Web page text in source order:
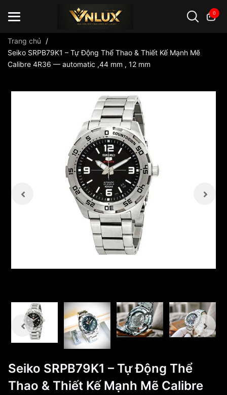
0
Đồng hồ casio đồng hồ G-Shock đồng hồ Orient
Trang chủ
/
Seiko SRPB79K1 – Tự Động Thể Thao & Thiết Kế Mạnh Mẽ
Calibre 4R36 — automatic ,44 mm , 12 mm
Seiko SRPB79K1 – Tự Động Thể
Thao & Thiết Kế Mạnh Mẽ Calibre